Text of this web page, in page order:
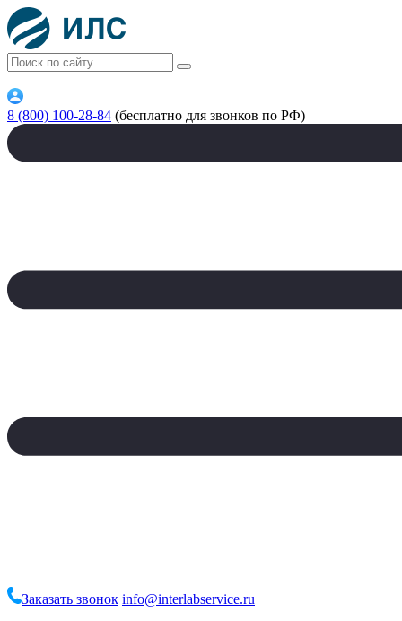
8 (800) 100-28-84 (бесплатно для звонков по РФ)
Заказать звонок info@interlabservice.ru